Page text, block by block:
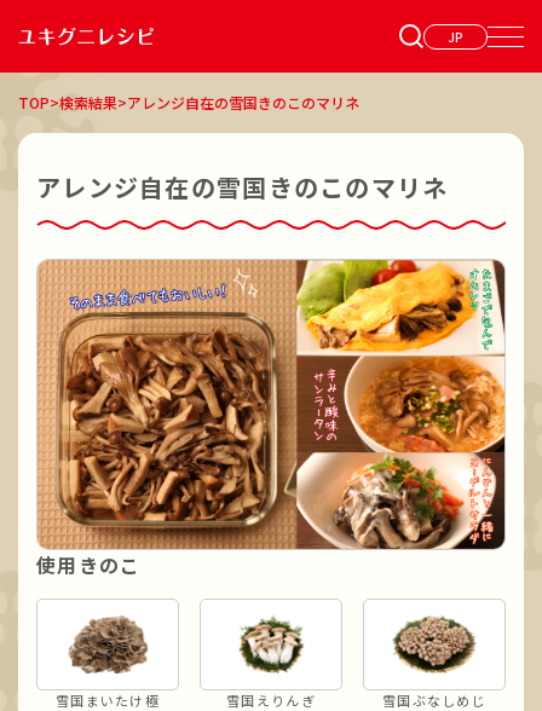
JP
TOP>検索結果>アレンジ自在の雪国きのこのマリネ
アレンジ自在の雪国きのこのマリネ
使用きのこ
雪国まいたけ極 雪国えりんぎ 雪国ぶなしめじ